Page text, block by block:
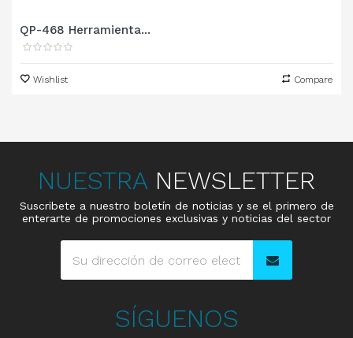
QP-468 Herramienta...
Wishlist Compare
NUESTRA NEWSLETTER
Suscribete a nuestro boletín de noticias y se el primero de
enterarte de promociones exclusivas y noticias del sector
SÍGUENOS